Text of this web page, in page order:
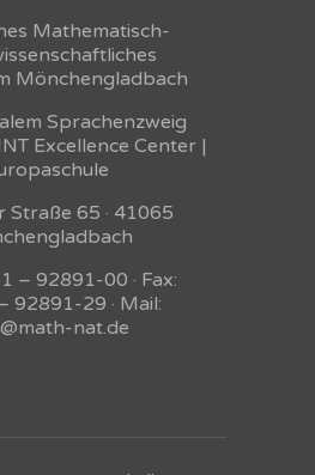
Mathematisch-
Mönchengladbach
Sprachenzweig
Excellence Center |
Straße 65 · 41065
– 92891-00 · Fax:
92891-29 · Mail:
nat.de